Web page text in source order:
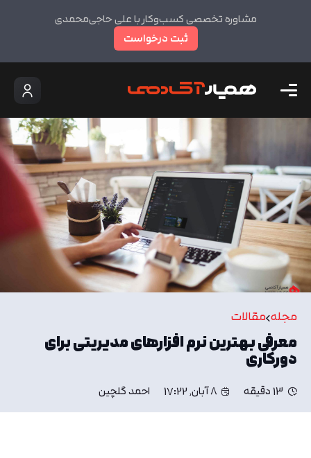
مشاوره تخصصی کسب‌وکار با علی حاجی‌محمدی
ثبت درخواست
مجله مقالات
معرفی بهترین نرم افزارهای مدیریتی برای
دورکاری
13 دقیقه 8 آبان, 17:22 احمد گلچین